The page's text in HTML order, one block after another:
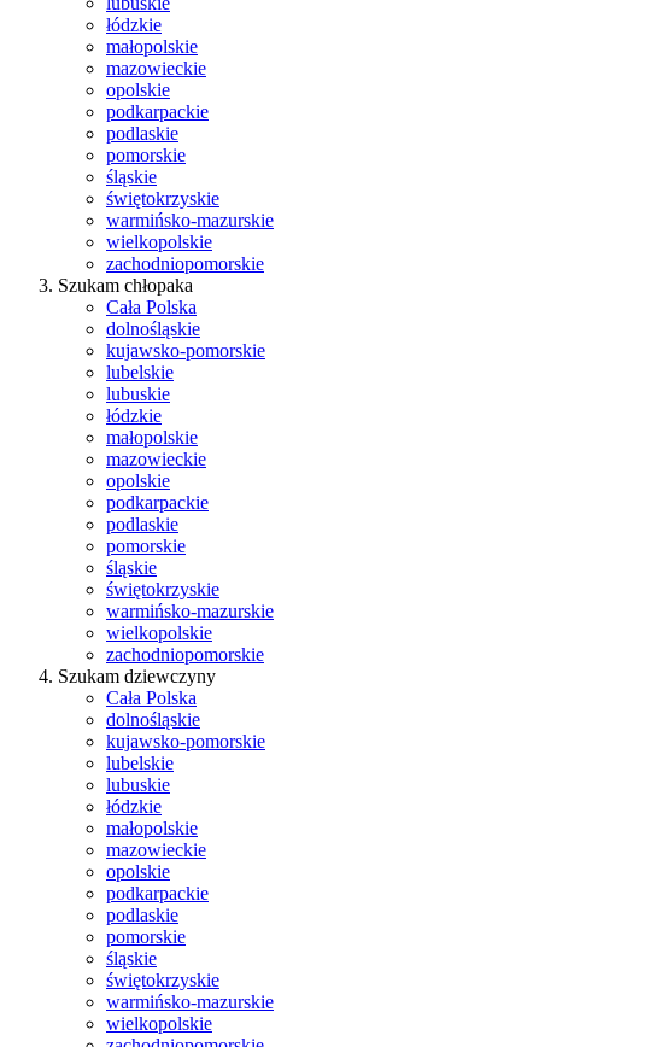
łódzkie
małopolskie
mazowieckie
opolskie
podkarpackie
podlaskie
pomorskie
śląskie
świętokrzyskie
warmińsko-mazurskie
wielkopolskie
zachodniopomorskie
Szukam chłopaka
Cała Polska
dolnośląskie
kujawsko-pomorskie
lubelskie
lubuskie
łódzkie
małopolskie
mazowieckie
opolskie
podkarpackie
podlaskie
pomorskie
śląskie
świętokrzyskie
warmińsko-mazurskie
wielkopolskie
zachodniopomorskie
Szukam dziewczyny
Cała Polska
dolnośląskie
kujawsko-pomorskie
lubelskie
lubuskie
łódzkie
małopolskie
mazowieckie
opolskie
podkarpackie
podlaskie
pomorskie
śląskie
świętokrzyskie
warmińsko-mazurskie
wielkopolskie